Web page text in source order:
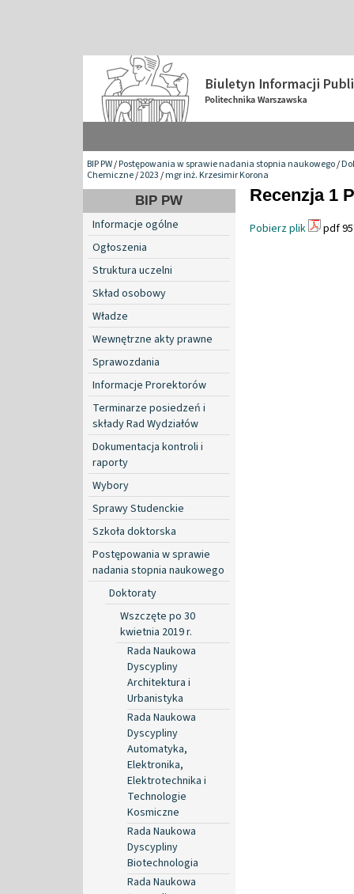
BIP PW/Postępowania w sprawie nadania stopnia naukowego/
Chemiczne/2023/mgr inż. Krzesimir Korona
BIP PW
Informacje ogólne
Ogłoszenia
Struktura uczelni
Skład osobowy
Władze
Wewnętrzne akty prawne
Sprawozdania
Informacje Prorektorów
Terminarze posiedzeń i
składy Rad Wydziałów
Dokumentacja kontroli i
raporty
Wybory
Sprawy Studenckie
Szkoła doktorska
Postępowania w sprawie
nadania stopnia naukowego
Doktoraty
Wszczęte po 30
kwietnia 2019 r.
Rada Naukowa
Dyscypliny
Architektura i
Urbanistyka
Rada Naukowa
Dyscypliny
Automatyka,
Elektronika,
Elektrotechnika i
Technologie
Kosmiczne
Rada Naukowa
Dyscypliny
Biotechnologia
Rada Naukowa
Recenzja 1
Pobierz plik pdf